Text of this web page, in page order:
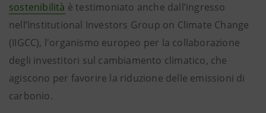
sostenibilità è testimoniato anche dall’ingresso
nell’Institutional Investors Group on Climate Change
(IIGCC), l'organismo europeo per la collaborazione
degli investitori sul cambiamento climatico, che
agiscono per favorire la riduzione delle emissioni di
carbonio.